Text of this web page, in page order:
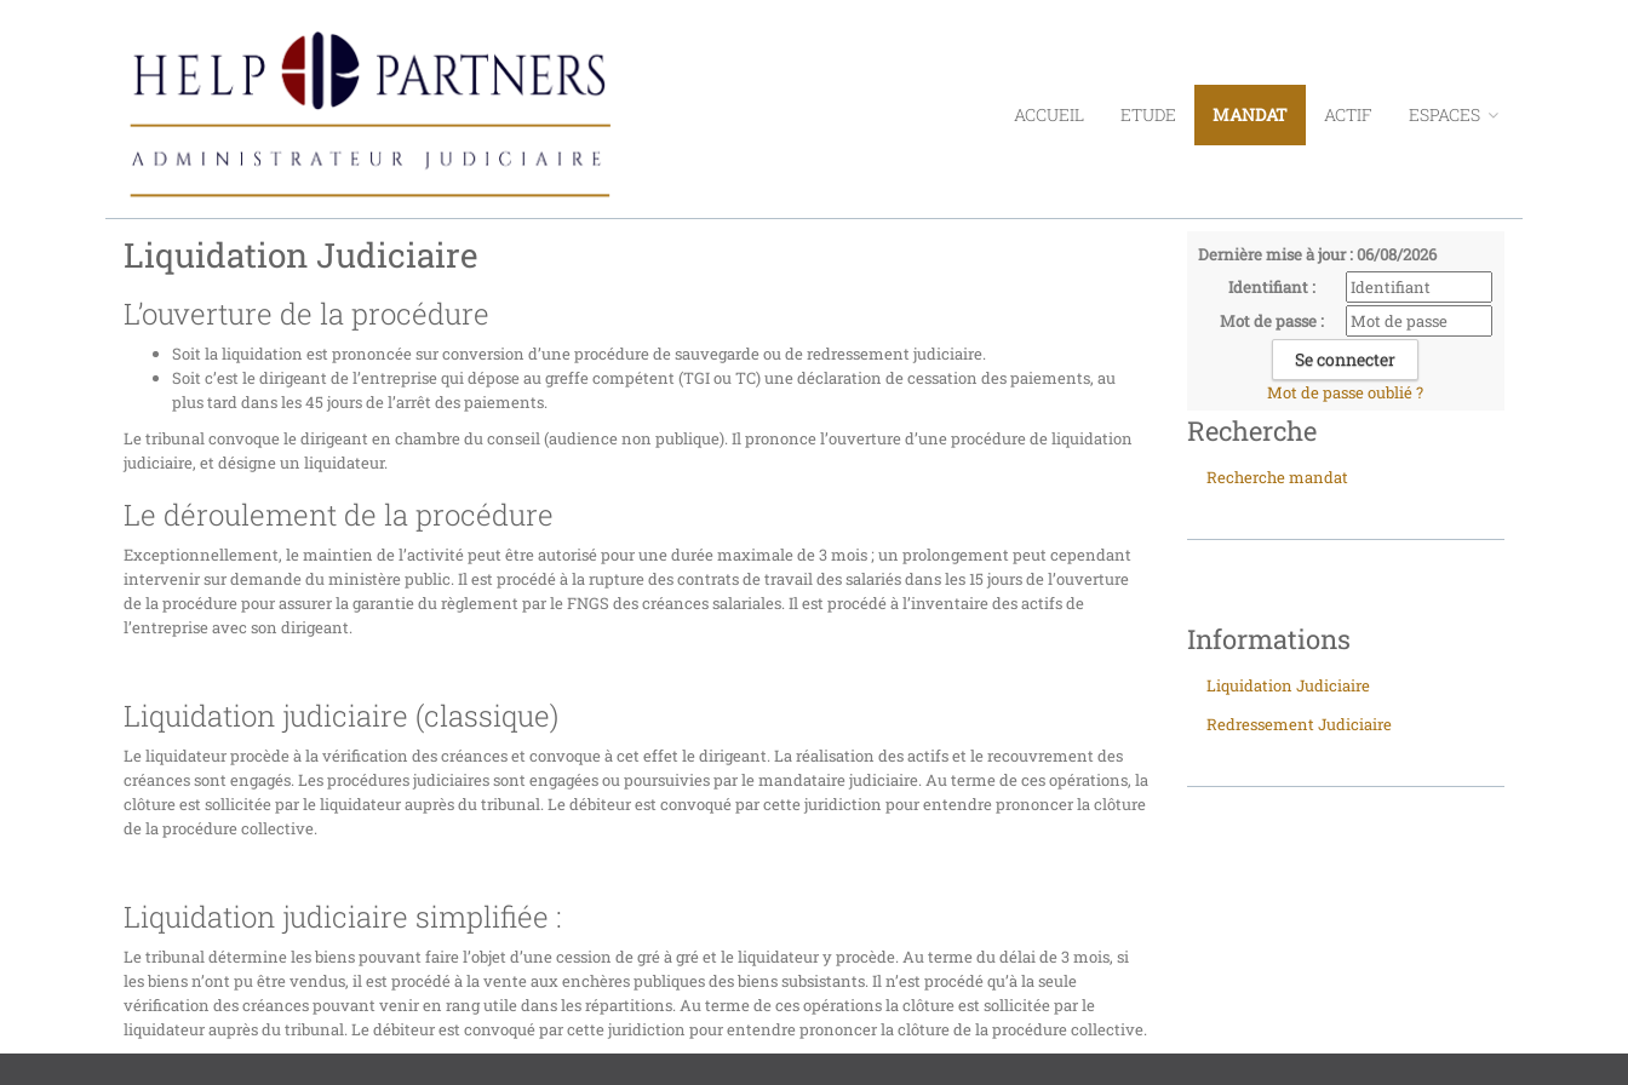
ACCUEIL ETUDE MANDAT ACTIF ESPACES
Dernière mise à jour : 06/08/2026
Identifiant :
Mot de passe :
Mot de passe oublié ?
Recherche
Recherche mandat
Informations
Liquidation Judiciaire
Redressement Judiciaire
Liquidation Judiciaire
L’ouverture de la procédure
Soit la liquidation est prononcée sur conversion d’une procédure de sauvegarde ou de redressement judiciaire.
Soit c’est le dirigeant de l’entreprise qui dépose au greffe compétent (TGI ou TC) une déclaration de cessation des paiements, au
plus tard dans les 45 jours de l’arrêt des paiements.
Le tribunal convoque le dirigeant en chambre du conseil (audience non publique). Il prononce l’ouverture d’une procédure de liquidation
judiciaire, et désigne un liquidateur.
Le déroulement de la procédure
Exceptionnellement, le maintien de l’activité peut être autorisé pour une durée maximale de 3 mois ; un prolongement peut cependant
intervenir sur demande du ministère public. Il est procédé à la rupture des contrats de travail des salariés dans les 15 jours de l’ouverture
de la procédure pour assurer la garantie du règlement par le FNGS des créances salariales. Il est procédé à l’inventaire des actifs de
l’entreprise avec son dirigeant.
Liquidation judiciaire (classique)
Le liquidateur procède à la vérification des créances et convoque à cet effet le dirigeant. La réalisation des actifs et le recouvrement des
créances sont engagés. Les procédures judiciaires sont engagées ou poursuivies par le mandataire judiciaire. Au terme de ces opérations, la
clôture est sollicitée par le liquidateur auprès du tribunal. Le débiteur est convoqué par cette juridiction pour entendre prononcer la clôture
de la procédure collective.
Liquidation judiciaire simplifiée :
Le tribunal détermine les biens pouvant faire l’objet d’une cession de gré à gré et le liquidateur y procède. Au terme du délai de 3 mois, si
les biens n’ont pu être vendus, il est procédé à la vente aux enchères publiques des biens subsistants. Il n’est procédé qu’à la seule
vérification des créances pouvant venir en rang utile dans les répartitions. Au terme de ces opérations la clôture est sollicitée par le
liquidateur auprès du tribunal. Le débiteur est convoqué par cette juridiction pour entendre prononcer la clôture de la procédure collective.